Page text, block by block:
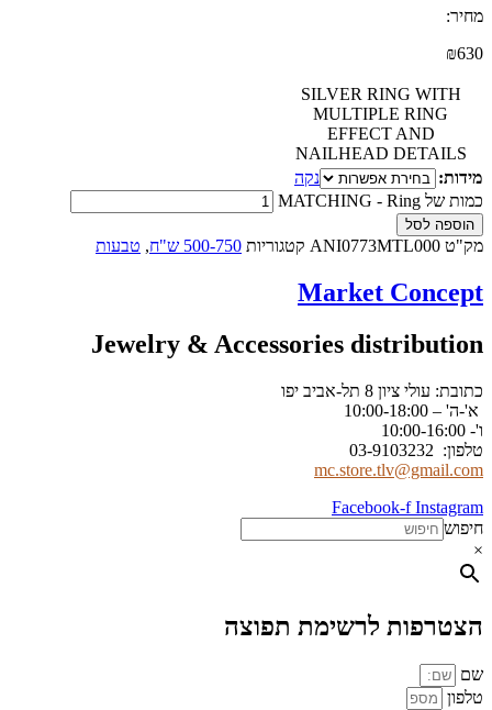
מחיר:
₪630
SILVER RING WITH
MULTIPLE RING
EFFECT AND
NAILHEAD DETAILS
מידות:
נקה
כמות של MATCHING - Ring
הוספה לסל
מק"ט ANI0773MTL000 קטגוריות 500-750 ש"ח , טבעות
Market Concept
Jewelry & Accessories distribution
כתובת: עולי ציון 8 תל-אביב יפו
א'-ה' – 10:00-18:00
ו'- 10:00-16:00
טלפון: 03-9103232
mc.store.tlv@gmail.com
Facebook-f Instagram
חיפוש
×
הצטרפות לרשימת תפוצה
שם
טלפון